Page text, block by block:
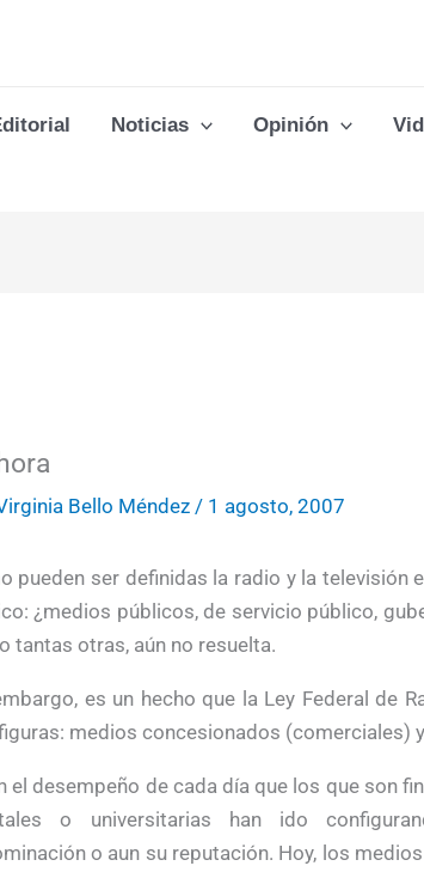
Noticias Opinión
Bello Méndez / 1 agosto, 2007
pueden ser definidas la radio y la televisión
¿medios públicos, de servicio público,
tantas otras, aún no resuelta.
es un hecho que la Ley Federal de
medios concesionados (comerciales)
el desempeño de cada día que los que son
o universitarias han ido
o aun su reputación. Hoy, los